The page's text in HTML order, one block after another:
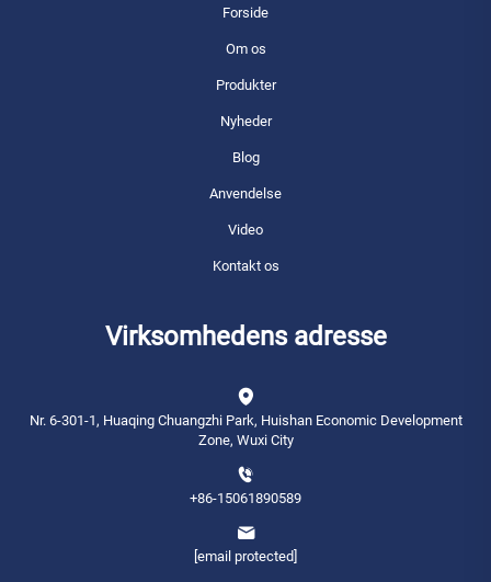
Forside
Om os
Produkter
Nyheder
Blog
Anvendelse
Video
Kontakt os
Virksomhedens adresse
Nr. 6-301-1, Huaqing Chuangzhi Park, Huishan Economic Development
Zone, Wuxi City
+86-15061890589
[email protected]